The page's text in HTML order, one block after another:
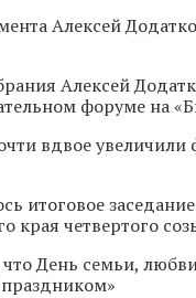
Алексей
Алексей
форуме на
вдвое
итоговое
края четвертого
День семьи,